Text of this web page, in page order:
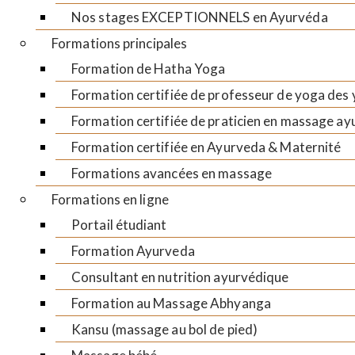
Nos stages EXCEPTIONNELS en Ayurvéda
Formations principales
Formation de Hatha Yoga
Formation certifiée de professeur de yoga des
Formation certifiée de praticien en massage
Formation certifiée en Ayurveda & Maternité
Formations avancées en massage
Formations en ligne
Portail étudiant
Formation Ayurveda
Consultant en nutrition ayurvédique
Formation au Massage Abhyanga
Kansu (massage au bol de pied)